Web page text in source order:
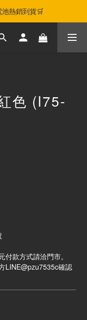
線上商城❣️
熱銷到貨🛒
上商城❣️
色 (I75-
付款方式請洽門市。
LINE@pzu7535c確認